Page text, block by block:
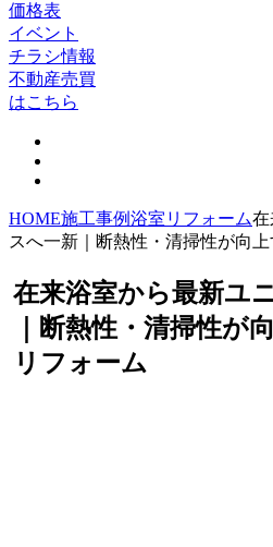
価格表
イベント
チラシ情報
不動産売買
はこちら
HOME施工事例浴室リフォーム在
スへ一新｜断熱性・清掃性が向
在来浴室から最新ユ
｜断熱性・清掃性が
リフォーム